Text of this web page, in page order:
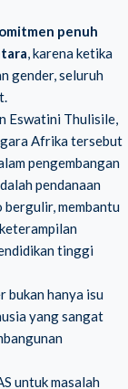
penuh
, karena ketika
gender, seluruh
Eswatini Thulisile,
Afrika tersebut
pengembangan
pendanaan
bergulir, membantu
tinggi
bukan hanya isu
yang sangat
untuk masalah